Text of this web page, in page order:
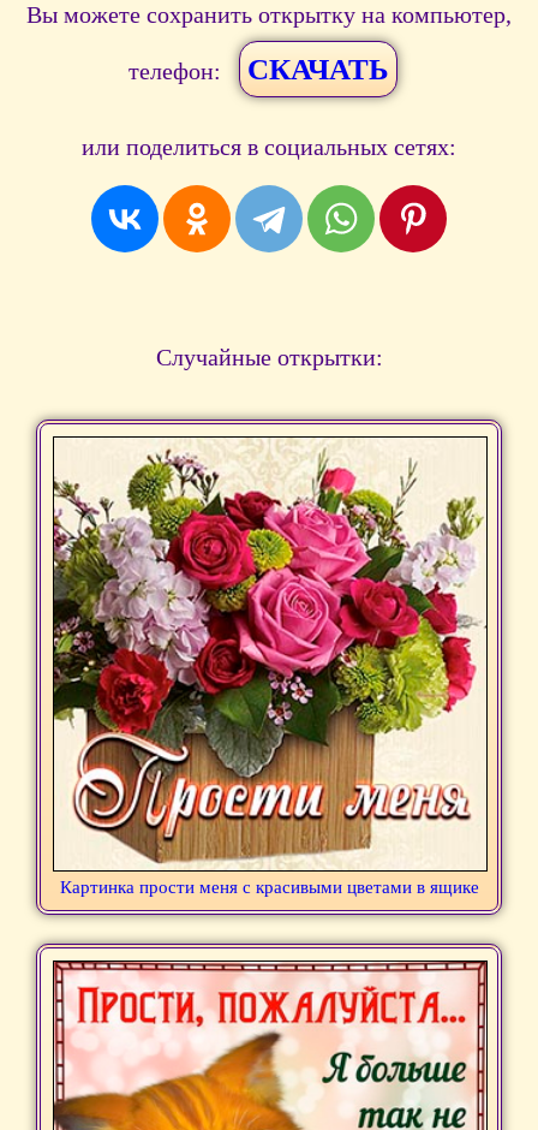
Вы можете сохранить открытку на компьютер,
телефон: СКАЧАТЬ
или поделиться в социальных сетях:
Случайные открытки:
Картинка прости меня с красивыми цветами в ящике